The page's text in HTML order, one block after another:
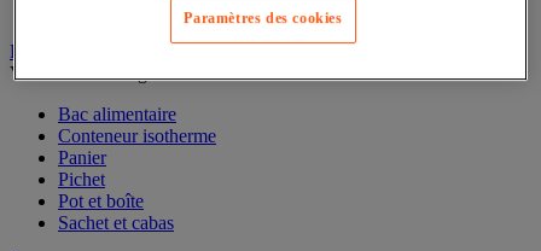
Emballage et contenant alimentaires
Voir toute la catégorie
Bac alimentaire
Conteneur isotherme
Panier
Pichet
Pot et boîte
Sachet et cabas
Paramètres des cookies